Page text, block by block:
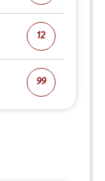
12
99